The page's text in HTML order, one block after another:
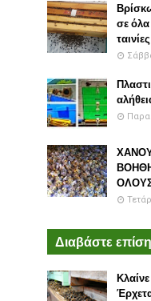
σε όλα
Διαβάστε